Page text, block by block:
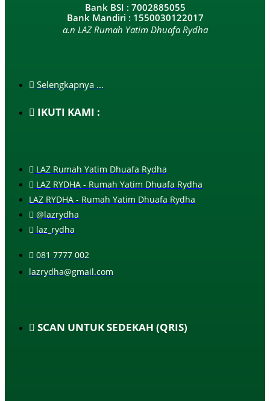
Bank BSI : 7002885055
Bank Mandiri : 1550030122017
a.n LAZ Rumah Yatim Dhuafa Rydha
Selengkapnya ...
IKUTI KAMI :
LAZ Rumah Yatim Dhuafa Rydha
LAZ RYDHA - Rumah Yatim Dhuafa Rydha
LAZ RYDHA - Rumah Yatim Dhuafa Rydha
@lazrydha
laz_rydha
081 7777 002
lazrydha@gmail.com
SCAN UNTUK SEDEKAH (QRIS)